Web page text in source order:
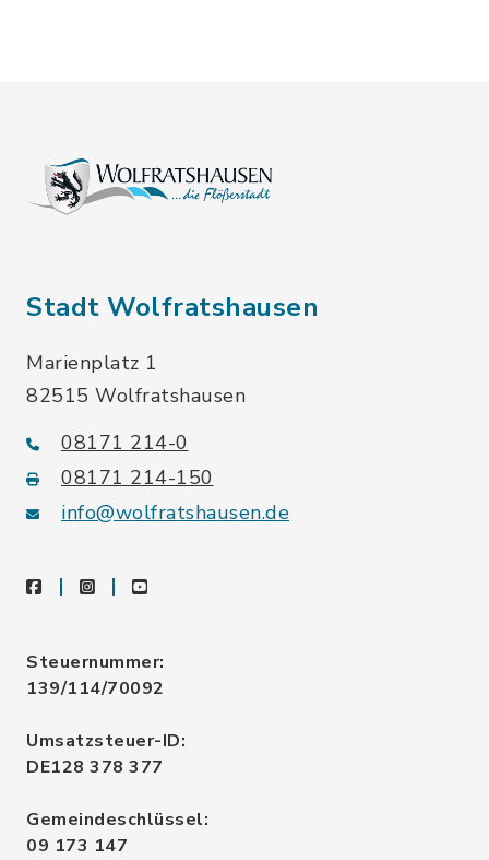
Stadt Wolfratshausen
Marienplatz 1
82515 Wolfratshausen
08171 214-0
08171 214-150
info@wolfratshausen.de
facebookinstagramyoutube
Steuernummer:
139/114/70092
Umsatzsteuer-ID:
DE128 378 377
Gemeindeschlüssel:
09 173 147